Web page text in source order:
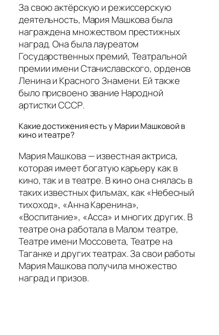
За свою актёрскую и режиссерскую
деятельность, Мария Машкова была
награждена множеством престижных
наград. Она была лауреатом
Государственных премий, Театральной
премии имени Станиславского, орденов
Ленина и Красного Знамени. Ей также
было присвоено звание Народной
артистки СССР.
Какие достижения есть у Марии Машковой в
кино и театре?
Мария Машкова — известная актриса,
которая имеет богатую карьеру как в
кино, так и в театре. В кино она снялась в
таких известных фильмах, как «Небесный
тихоход», «Анна Каренина»,
«Воспитание», «Асса» и многих других. В
театре она работала в Малом театре,
Театре имени Моссовета, Театре на
Таганке и других театрах. За свои работы
Мария Машкова получила множество
наград и призов.